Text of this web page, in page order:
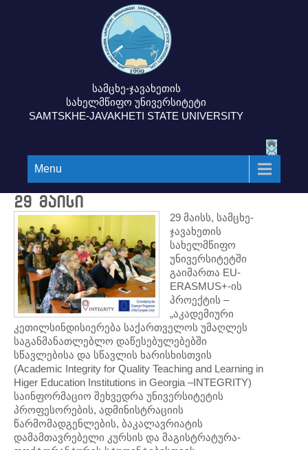
სამცხე-ჯავახეთის
სახელმწიფო უნივერსიტეტი
SAMTSKHE-JAVAKHETI STATE UNIVERSITY
Menu
29 მაისი
29 მაისს, სამცხე-
ჯავახეთის
სახელმწიფო
უნივერსიტეტში
გაიმართა EU-
ERASMUS+-ის
პროექტის –
„აკადემიური
კეთილსინდისიერება საქართველოს უმაღლეს
საგანმანათლებლო დაწესებულებებში
სწავლებისა და სწავლის ხარისხისთვის
(Academic Integrity for Quality Teaching and Learning in
Higer Education Institutions in Georgia –INTEGRITY)
საინფორმაციო შეხვედრა უნივერსიტეტის
პროფესორების, ადმინისტრაციის
წარმომადგენლების, ბაკალავრიატის
დამამთავრებელი კურსის და მაგისტრატურა-